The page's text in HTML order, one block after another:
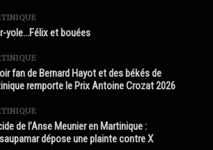
yole…Félix et bouées
fan de Bernard Hayot et des békés de
remporte le Prix Antoine Crozat 2026
de l’Anse Meunier en Martinique :
dépose une plainte contre X